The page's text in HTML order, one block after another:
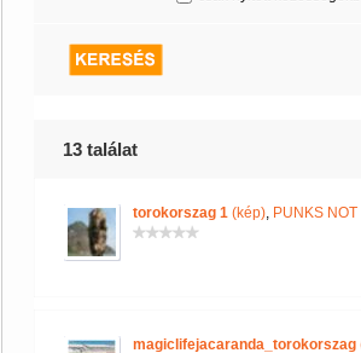
13 találat
torokorszag 1 (kép), PUNKS
magiclifejacaranda_torokorszag